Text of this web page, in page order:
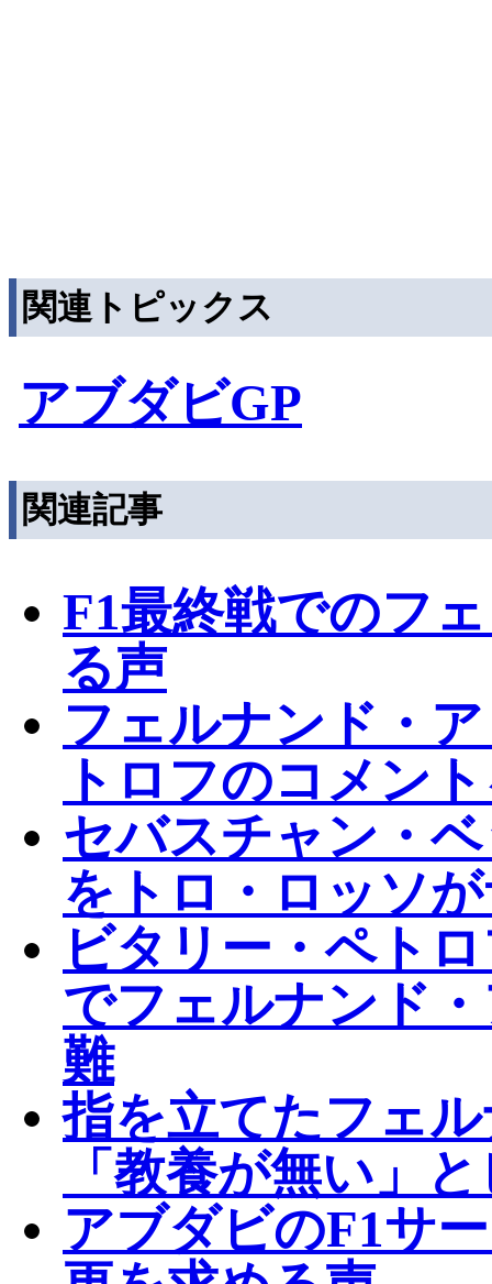
関連トピックス
アブダビGP
関連記事
F1最終戦でのフ
る声
フェルナンド・
トロフのコメン
セバスチャン・
をトロ・ロッソ
ビタリー・ペト
でフェルナンド
難
指を立てたフェ
「教養が無い」
アブダビのF1サ